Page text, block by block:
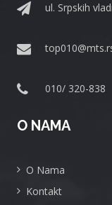
ul. Srpskih
010/ 320-838
O NAMA
O Nama
Kontakt